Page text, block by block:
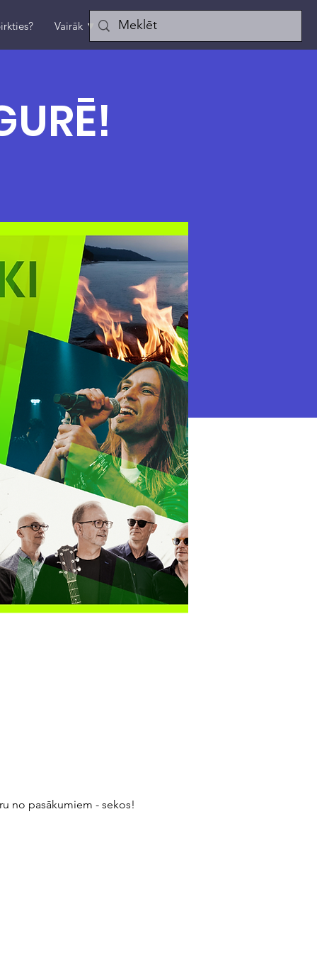
Vairāk ▼
no pasākumiem - sekos!